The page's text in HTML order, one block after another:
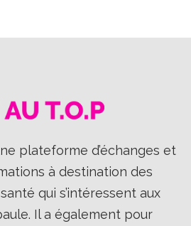
plateforme d’échanges et
à destination des
qui s’intéressent aux
Il a également pour